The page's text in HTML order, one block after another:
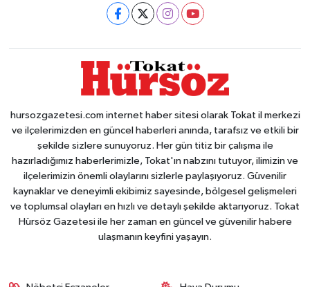
hursozgazetesi.com internet haber sitesi olarak Tokat il merkezi
ve ilçelerimizden en güncel haberleri anında, tarafsız ve etkili bir
şekilde sizlere sunuyoruz. Her gün titiz bir çalışma ile
hazırladığımız haberlerimizle, Tokat'ın nabzını tutuyor, ilimizin ve
ilçelerimizin önemli olaylarını sizlerle paylaşıyoruz. Güvenilir
kaynaklar ve deneyimli ekibimiz sayesinde, bölgesel gelişmeleri
ve toplumsal olayları en hızlı ve detaylı şekilde aktarıyoruz. Tokat
Hürsöz Gazetesi ile her zaman en güncel ve güvenilir habere
ulaşmanın keyfini yaşayın.